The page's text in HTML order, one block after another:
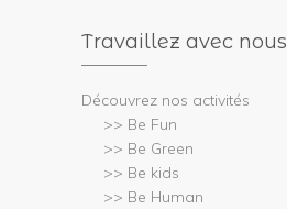
Travaillez avec nous
Découvrez nos activités
>> Be Fun
>> Be Green
>> Be kids
>> Be Human